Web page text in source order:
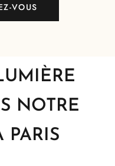
VOUS
NOTRE
PARIS